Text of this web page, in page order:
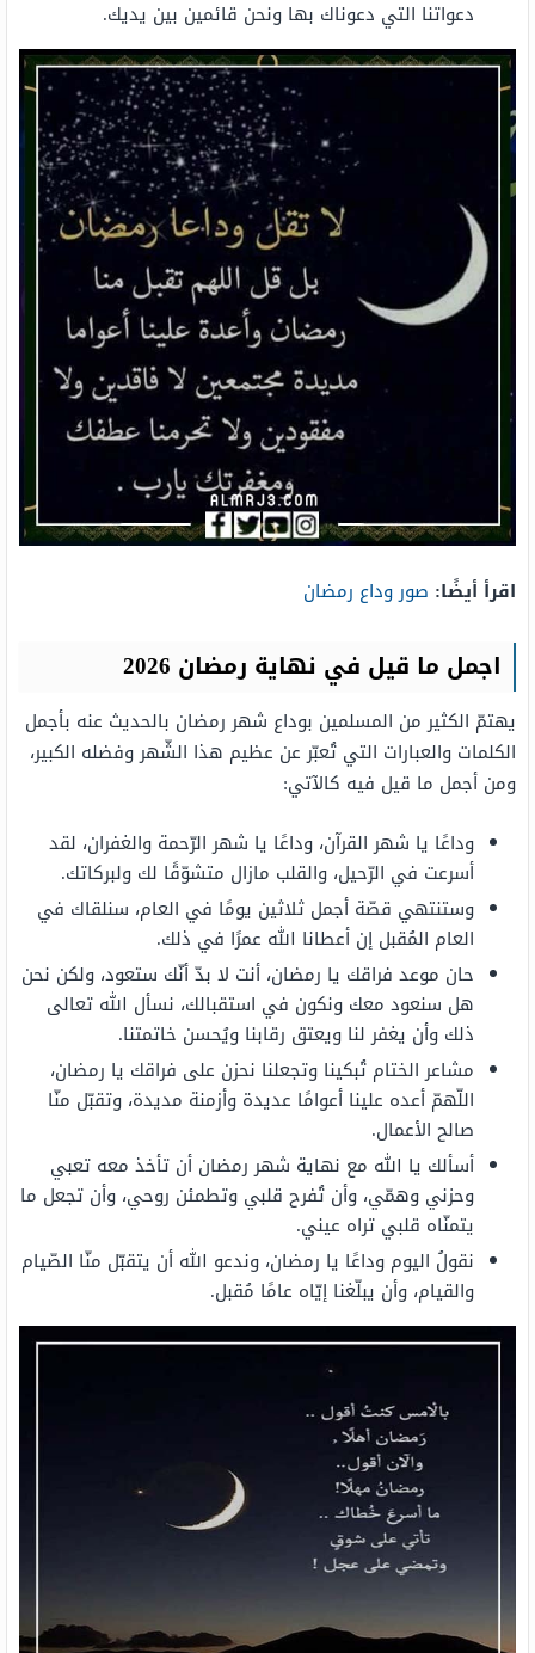
دعواتنا التي دعوناك بها ونحن قائمين بين يديك.
اقرأ أيضًا: صور وداع رمضان
اجمل ما قيل في نهاية رمضان 2026
يهتمّ الكثير من المسلمين بوداع شهر رمضان بالحديث عنه بأجمل
الكلمات والعبارات التي تُعبّر عن عظيم هذا الشّهر وفضله الكبير،
ومن أجمل ما قيل فيه كالآتي:
وداعًا يا شهر القرآن، وداعًا يا شهر الرّحمة والغفران، لقد
أسرعت في الرّحيل، والقلب مازال متشوّقًا لك ولبركاتك.
وستنتهي قصّة أجمل ثلاثين يومًا في العام، سنلقاك في
العام المُقبل إن أعطانا الله عمرًا في ذلك.
حان موعد فراقك يا رمضان، أنت لا بدّ أنّك ستعود، ولكن نحن
هل سنعود معك ونكون في استقبالك، نسأل الله تعالى
ذلك وأن يغفر لنا ويعتق رقابنا ويُحسن خاتمتنا.
مشاعر الختام تُبكينا وتجعلنا نحزن على فراقك يا رمضان،
اللّهمّ أعده علينا أعوامًا عديدة وأزمنة مديدة، وتقبّل منّا
صالح الأعمال.
أسألك يا الله مع نهاية شهر رمضان أن تأخذ معه تعبي
وحزني وهمّي، وأن تُفرح قلبي وتطمئن روحي، وأن تجعل ما
يتمنّاه قلبي تراه عيني.
نقولُ اليوم وداعًا يا رمضان، وندعو الله أن يتقبّل منّا الصّيام
والقيام، وأن يبلّغنا إيّاه عامًا مُقبل.